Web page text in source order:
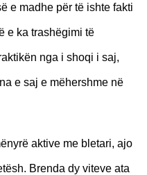
e madhe për të ishte fakti
e ka trashëgimi të
nga i shoqi i saj,
e saj e mëhershme në
aktive me bletari, ajo
Brenda dy viteve ata